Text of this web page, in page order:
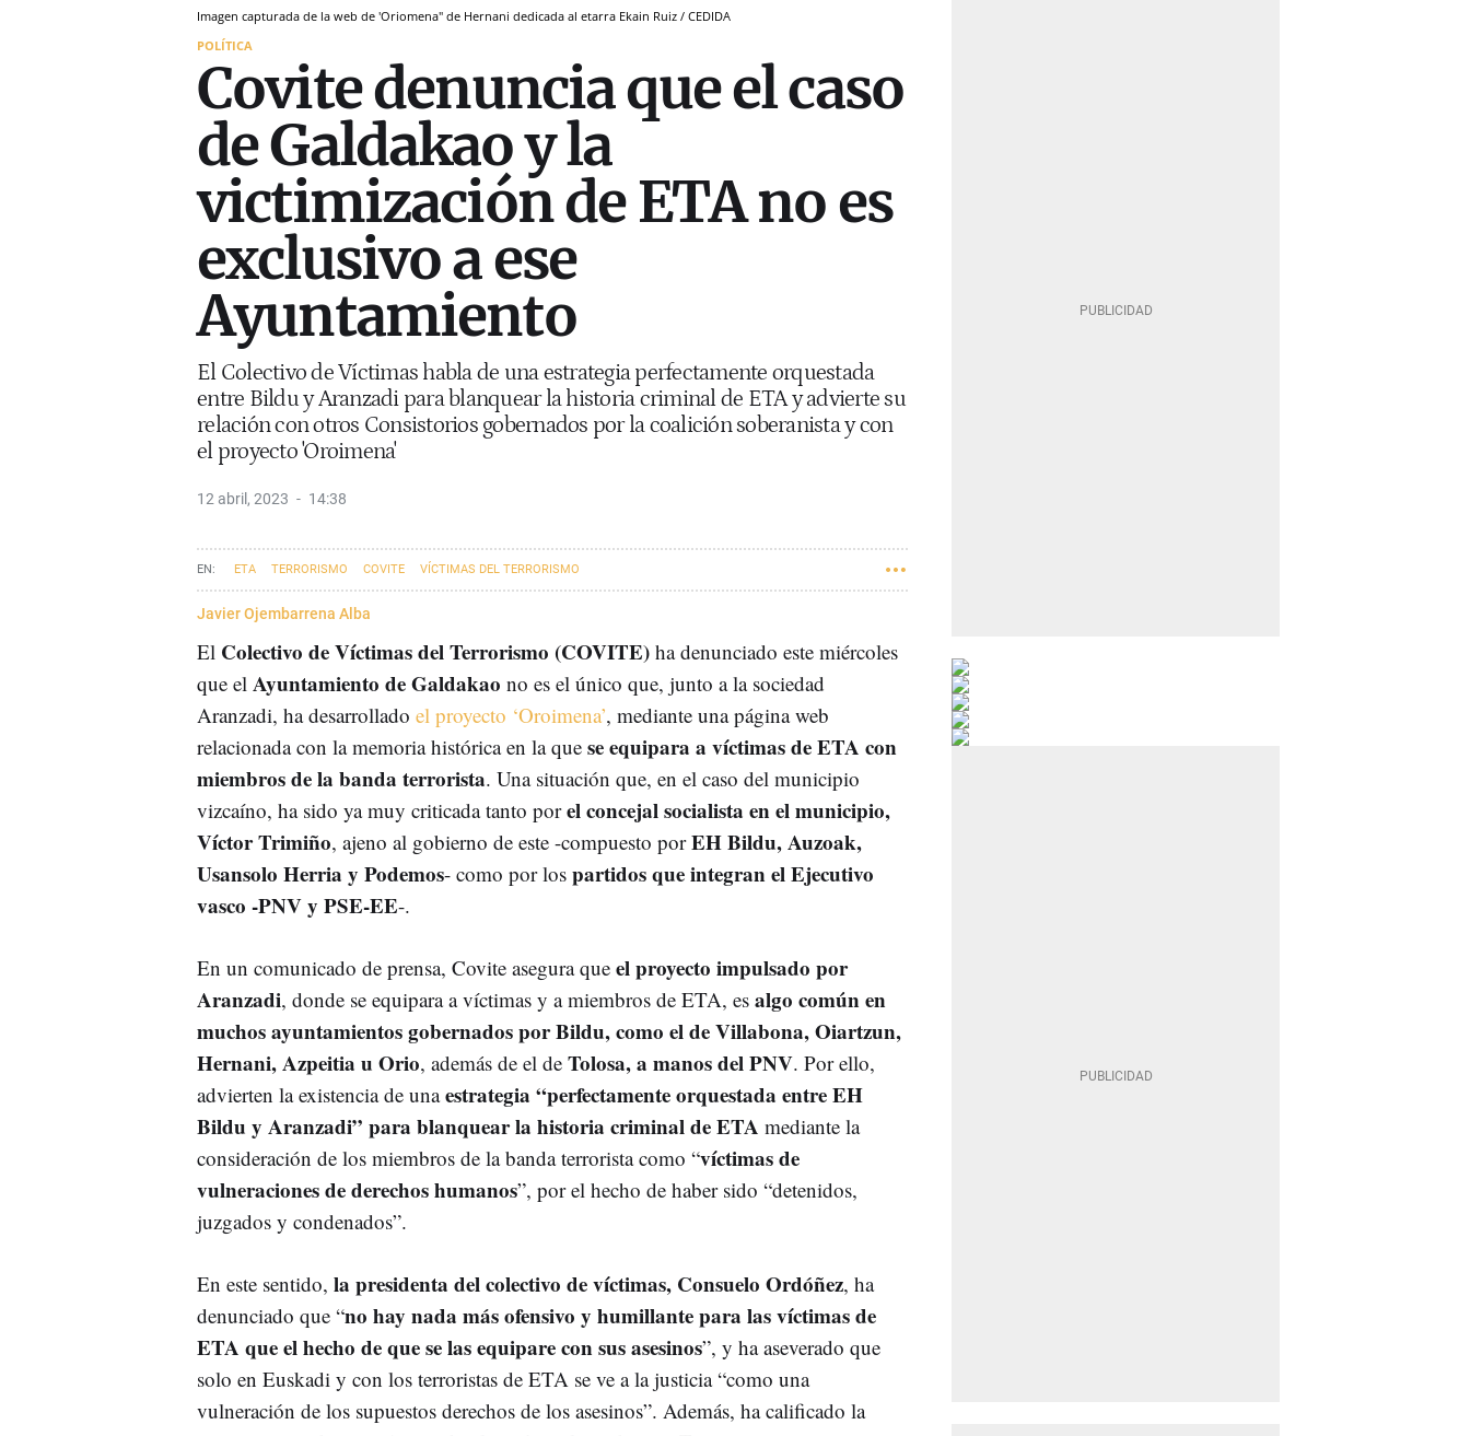
Imagen capturada de la web de 'Oriomena" de Hernani dedicada al etarra Ekain Ruiz / CEDIDA
POLÍTICA
Covite denuncia que el caso
de Galdakao y la
victimización de ETA no es
exclusivo a ese
Ayuntamiento
El Colectivo de Víctimas habla de una estrategia perfectamente orquestada
entre Bildu y Aranzadi para blanquear la historia criminal de ETA y advierte su
relación con otros Consistorios gobernados por la coalición soberanista y con
el proyecto 'Oroimena'
12 abril, 2023 14:38
ETA TERRORISMO COVITE VÍCTIMAS DEL TERRORISMO
Javier Ojembarrena Alba
El Colectivo de Víctimas del Terrorismo (COVITE) ha denunciado este miércoles
que el Ayuntamiento de Galdakao no es el único que, junto a la sociedad
Aranzadi, ha desarrollado el proyecto ‘Oroimena’, mediante una página web
relacionada con la memoria histórica en la que se equipara a víctimas de ETA con
miembros de la banda terrorista. Una situación que, en el caso del municipio
vizcaíno, ha sido ya muy criticada tanto porel concejal socialista en el municipio,
Víctor Trimiño, ajeno al gobierno de este -compuesto porEH Bildu, Auzoak,
Usansolo Herria y Podemos- como por los partidos que integran el Ejecutivo
vasco -PNV y PSE-EE-.
En un comunicado de prensa, Covite asegura que el proyecto impulsado por
Aranzadi, donde se equipara a víctimas y a miembros de ETA, es algo común en
muchos ayuntamientos gobernados por Bildu, como el de Villabona, Oiartzun,
Hernani, Azpeitia u Orio, además de el de Tolosa, a manos del PNV. Por ello,
advierten la existencia de unaestrategia “perfectamente orquestada entre EH
Bildu y Aranzadi” para blanquear la historia criminal de ETA mediante la
consideración de los miembros de la banda terrorista como “víctimas de
vulneraciones de derechos humanos”, por el hecho de haber sido “detenidos,
juzgados y condenados”.
En este sentido, la presidenta del colectivo de víctimas, Consuelo Ordóñez, ha
denunciado que “no hay nada más ofensivo y humillante para las víctimas de
ETA que el hecho de que se las equipare con sus asesinos”, y ha aseverado que
solo en Euskadi y con los terroristas de ETA se ve a la justicia “como una
vulneración de los supuestos derechos de los asesinos”. Además, ha calificado la